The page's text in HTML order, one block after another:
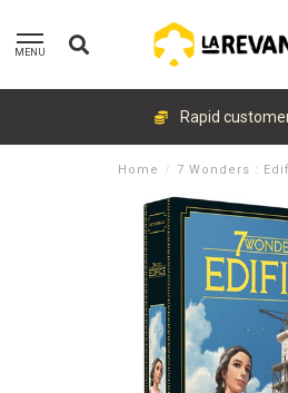
MENU
Rapid
Home / 7 Wonders :